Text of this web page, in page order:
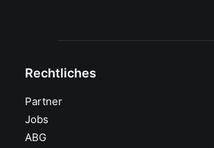
Rechtliches
Partner
Jobs
ABG